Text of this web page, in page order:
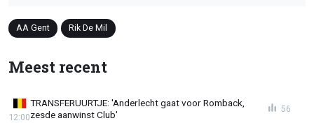
AA Gent Rik De Mil
Meest recent
TRANSFERUURTJE: 'Anderlecht gaat voor Romback,
zesde aanwinst Club'
12:00
56